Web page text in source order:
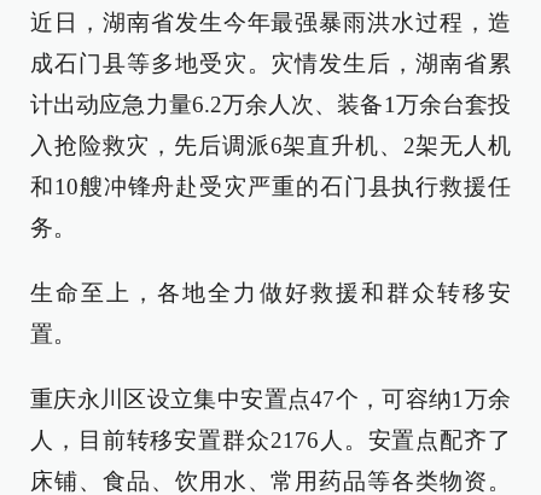
近日，湖南省发生今年最强暴雨洪水过程，造
成石门县等多地受灾。灾情发生后，湖南省累
计出动应急力量6.2万余人次、装备1万余台套投
入抢险救灾，先后调派6架直升机、2架无人机
和10艘冲锋舟赴受灾严重的石门县执行救援任
务。
生命至上，各地全力做好救援和群众转移安
置。
重庆永川区设立集中安置点47个，可容纳1万余
人，目前转移安置群众2176人。安置点配齐了
床铺、食品、饮用水、常用药品等各类物资。